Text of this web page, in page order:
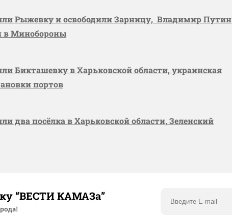
Рыжевку и освободили Зарницу, Владимир Путин
в Минобороны
Бикташевку в Харьковской области, украинская
портов
два посёлка в Харьковской области, Зеленский
“ВЕСТИ КАМАЗа”